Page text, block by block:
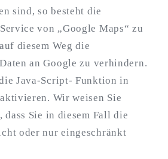
sind, so besteht die
von „Google Maps“ zu
diesem Weg die
an Google zu verhindern.
Java-Script- Funktion in
Wir weisen Sie
dass Sie in diesem Fall die
oder nur eingeschränkt